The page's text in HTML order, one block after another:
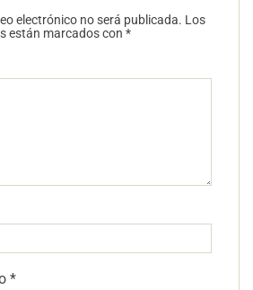
electrónico no será publicada. Los
están marcados con *
*